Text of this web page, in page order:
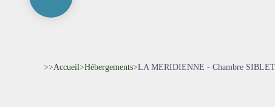
>>Accueil>Hébergements>LA MERIDIENNE - Chambre SIBLET